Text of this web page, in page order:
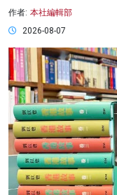
作者: 本社編輯部
2026-08-07